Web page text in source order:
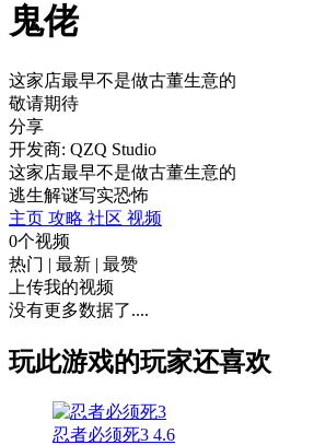
鬼佬
这家店最早不是做古董生意的
敬请期待
分享
开发商: QZQ Studio
这家店最早不是做古董生意的
逃生解谜写实恐怖
主页 攻略 社区 视频
0个视频
热门 | 最新 | 最赞
上传我的视频
没有更多数据了....
玩此游戏的玩家还喜欢
忍者必须死3 4.6